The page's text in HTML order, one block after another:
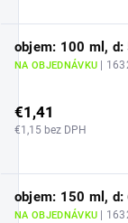
objem: 100 ml,
NA OBJEDNÁVKU |
€1,41
€1,15 bez DPH
objem: 150 ml,
NA OBJEDNÁVKU |